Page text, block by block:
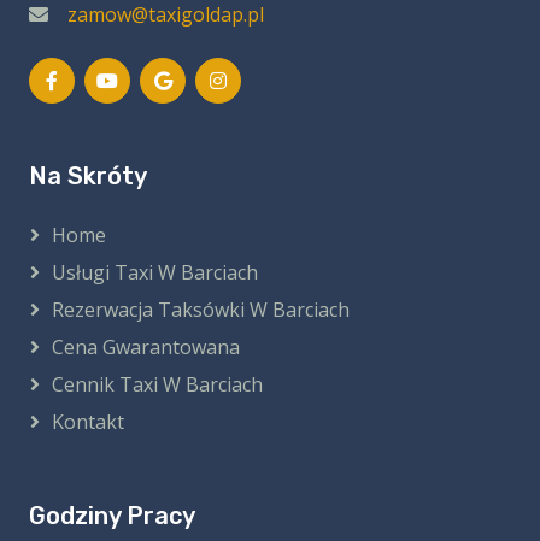
zamow@taxigoldap.pl
Na Skróty
Home
Usługi Taxi W Barciach
Rezerwacja Taksówki W Barciach
Cena Gwarantowana
Cennik Taxi W Barciach
Kontakt
Godziny Pracy